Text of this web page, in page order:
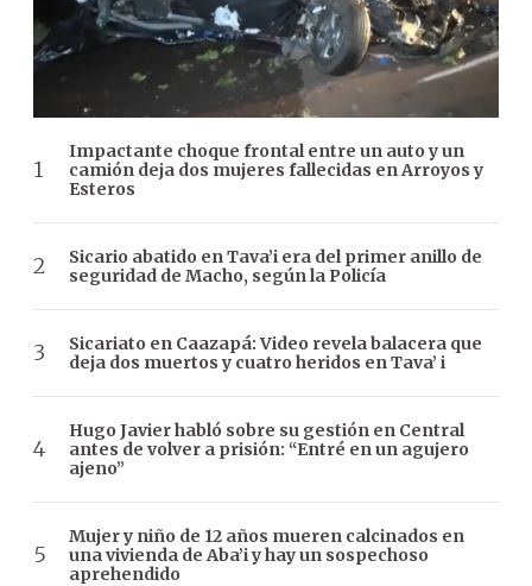
Impactante choque frontal entre un auto y un
camión deja dos mujeres fallecidas en Arroyos y
Esteros
Sicario abatido en Tava’i era del primer anillo de
seguridad de Macho, según la Policía
Sicariato en Caazapá: Video revela balacera que
deja dos muertos y cuatro heridos en Tava’ i
Hugo Javier habló sobre su gestión en Central
antes de volver a prisión: “Entré en un agujero
ajeno”
Mujer y niño de 12 años mueren calcinados en
una vivienda de Aba’i y hay un sospechoso
aprehendido